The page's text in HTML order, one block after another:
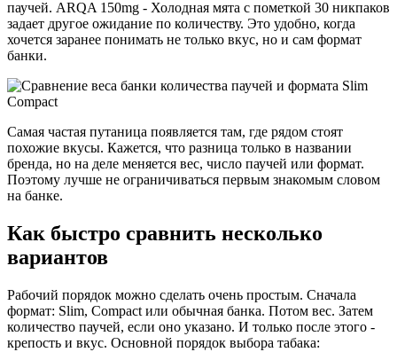
паучей. ARQA 150mg - Холодная мята с пометкой 30 никпаков
задает другое ожидание по количеству. Это удобно, когда
хочется заранее понимать не только вкус, но и сам формат
банки.
Самая частая путаница появляется там, где рядом стоят
похожие вкусы. Кажется, что разница только в названии
бренда, но на деле меняется вес, число паучей или формат.
Поэтому лучше не ограничиваться первым знакомым словом
на банке.
Как быстро сравнить несколько
вариантов
Рабочий порядок можно сделать очень простым. Сначала
формат: Slim, Compact или обычная банка. Потом вес. Затем
количество паучей, если оно указано. И только после этого -
крепость и вкус. Основной порядок выбора табака: